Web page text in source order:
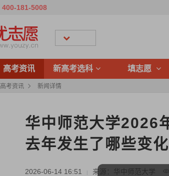
400-181-5008
高考资讯 新高考选科 填志愿
高考资讯 新闻详情
华中师范大学2026
去年发生了哪些变化
2026-06-14 16:51 | 来源：华中师范大学